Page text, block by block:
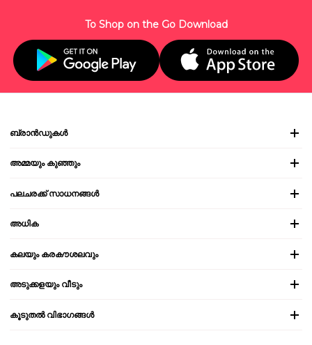
To Shop on the Go Download
ബ്രാൻഡുകൾ
അമ്മയും കുഞ്ഞും
പലചരക്ക് സാധനങ്ങൾ
അധിക
കലയും കരകൗശലവും
അടുക്കളയും വീടും
കൂടുതൽ വിഭാഗങ്ങൾ